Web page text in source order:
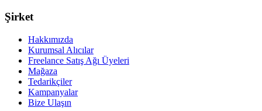
Şirket
Hakkımızda
Kurumsal Alıcılar
Freelance Satış Ağı Üyeleri
Mağaza
Tedarikçiler
Kampanyalar
Bize Ulaşın